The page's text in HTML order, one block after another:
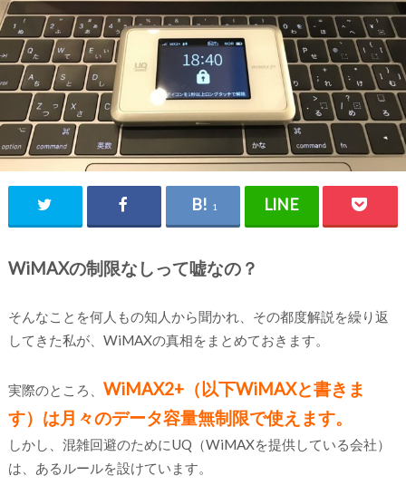
1
WiMAXの制限なしって嘘なの？
そんなことを何人もの知人から聞かれ、その都度解説を繰り返
してきた私が、WiMAXの真相をまとめておきます。
実際のところ、 WiMAX2+（以下WiMAXと書きま
す）は月々のデータ容量無制限で使えます。
しかし、混雑回避のためにUQ（WiMAXを提供している会社）
は、あるルールを設けています。